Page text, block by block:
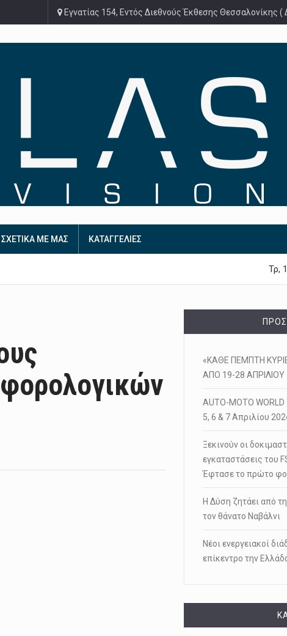
Εγνατίας 154, Εντός Διεθνούς Έκθεσης Θεσσαλονίκης
ΣΧΕΤΙΚΑ ΜΕ ΜΑΣ ΚΑΤΑΓΓΕΛΙΕΣ
Τρ,
«ΚΑΘΕ ΠΕΜΠΤΗ
ΑΠΟ 19-28 ΑΠΡΙΛΙΟΥ
AUTO-MOTO WORLD
5, 6 & 7 Απριλίου
Ξεκινούν οι
εγκαταστάσεις του
Έφτασε το πρώτο
Η Δύση ζητάει από
τον θάνατο Ναβάλνι
Νέοι ενεργειακοί
επίκεντρο την